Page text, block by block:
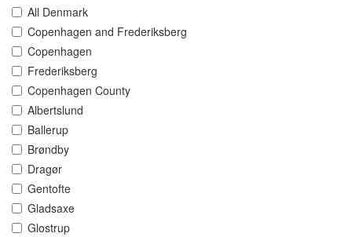
All Denmark
Copenhagen and Frederiksberg
Copenhagen
Frederiksberg
Copenhagen County
Albertslund
Ballerup
Brøndby
Dragør
Gentofte
Gladsaxe
Glostrup